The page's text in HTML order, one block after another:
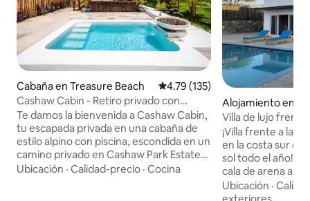
Cabaña en Treasure Beach Calificación promedio: 4.79 de
4.79 (135)
Cashaw Cabin - Retiro privado con
piscina
Te damos la bienvenida a Cashaw Cabin,
tu escapada privada en una cabaña de
estilo alpino con piscina, escondida en un
camino privado en Cashaw Park Estate
en Treasure Beach. Esta tranquila
Ubicación · Calidad-precio · Cocina
Alojamiento en
ch
Villa de lujo frente
privada y personal
¡Villa frente a la
en la costa sur de
sol todo el año! A
cala de arena
nadar, tomar el
matutinos.
Ubicación ·